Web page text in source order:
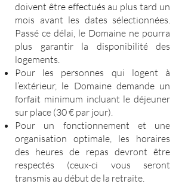
doivent être effectués au plus tard un
mois avant les dates sélectionnées.
Passé ce délai, le Domaine ne pourra
plus garantir la disponibilité des
logements.
Pour les personnes qui logent à
l’extérieur, le Domaine demande un
forfait minimum incluant le déjeuner
sur place (30 € par jour).
Pour un fonctionnement et une
organisation optimale, les horaires
des heures de repas devront être
respectés (ceux-ci vous seront
transmis au début de la retraite.